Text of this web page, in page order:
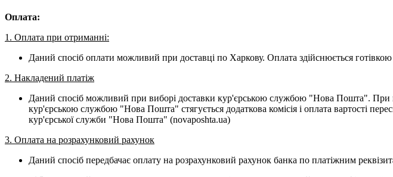
Оплата:
1. Оплата при отриманні:
Даний спосіб оплати можливий при доставці по Харкову. Оплата здійснюється
2. Накладений платіж
Даний спосіб можливий при виборі доставки кур'єрською службою "Нова Пошта". При
кур'єрською службою "Нова Пошта" стягується додаткова комісія і оплата вартості
кур'єрської служби "Нова Пошта" (novaposhta.ua)
3. Оплата на розрахунковий рахунок
Даний спосіб передбачає оплату на розрахунковий рахунок банка по платіжним